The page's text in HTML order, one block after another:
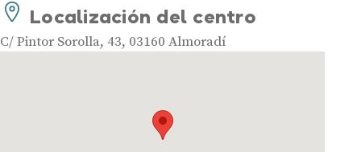
Localización del centro
C/ Pintor Sorolla, 43, 03160 Almoradí
Audífonos potentes
Audífonos recargables
Guía completa
Gafas Nuance Audio